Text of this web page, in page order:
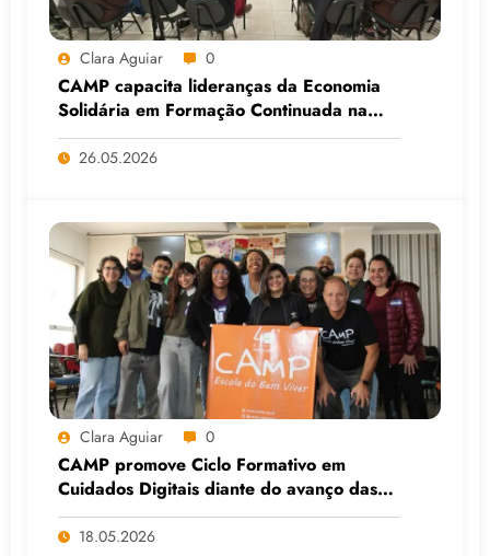
Clara Aguiar 0
CAMP capacita lideranças da Economia
Solidária em Formação Continuada na
Faculdade do Assentamento do MST, em
Viamão (RS)
26.05.2026
Clara Aguiar 0
CAMP promove Ciclo Formativo em
Cuidados Digitais diante do avanço das
Big Techs e da IA
18.05.2026